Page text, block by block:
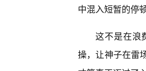
中混入短暂的停
这不是在浪
操，让神子在雷